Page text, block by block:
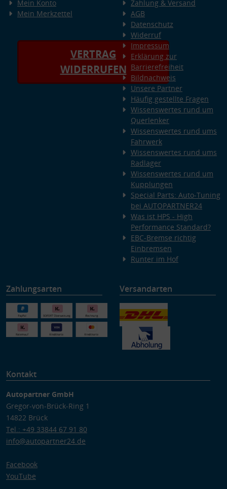
Mein Konto
Mein Merkzettel
VERTRAG
WIDERRUFEN
Zahlung & Versand
AGB
Datenschutz
Widerruf
Impressum
Erklärung zur
Barrierefreiheit
Bildnachweis
Unsere Partner
Häufig gestellte Fragen
Wissenswertes rund um
Querlenker
Wissenswertes rund ums
Fahrwerk
Wissenswertes rund ums
Radlager
Wissenswertes rund um
Kupplungen
Special Parts: Auto-Tuning
bei AUTOPARTNER24
Was ist HPS - High
Performance Standard?
EBC-Bremse richtig
Einbremsen
Runter im Hof
Zahlungsarten Versandarten
Kontakt
Autopartner GmbH
Gregor-von-Brück-Ring 1
14822 Brück
Tel.: +49 33844 67 91 80
info@autopartner24.de
Facebook
YouTube